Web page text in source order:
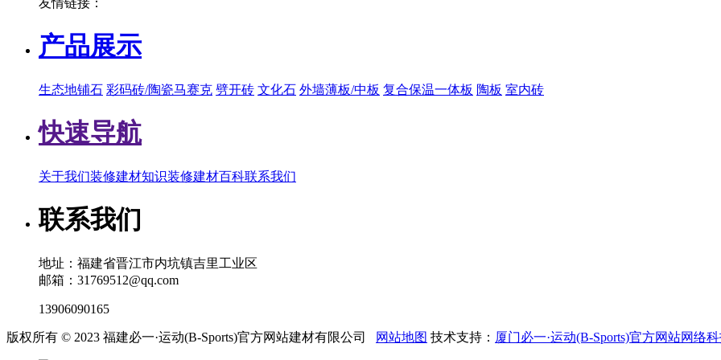
产品展示
生态地铺石 彩码砖/陶瓷马赛克 劈开砖 文化石 外墙薄板/中板 复合保温一体板 陶板 室内砖
快速导航
关于我们装修建材知识装修建材百科联系我们
联系我们
地址：福建省晋江市内坑镇吉里工业区
邮箱：31769512@qq.com
13906090165
版权所有 © 2023 福建必一·运动(B-Sports)官方网站建材有限公司 网站地图 技术支持： 厦门必一·运动(B-Sports)官方网站网络